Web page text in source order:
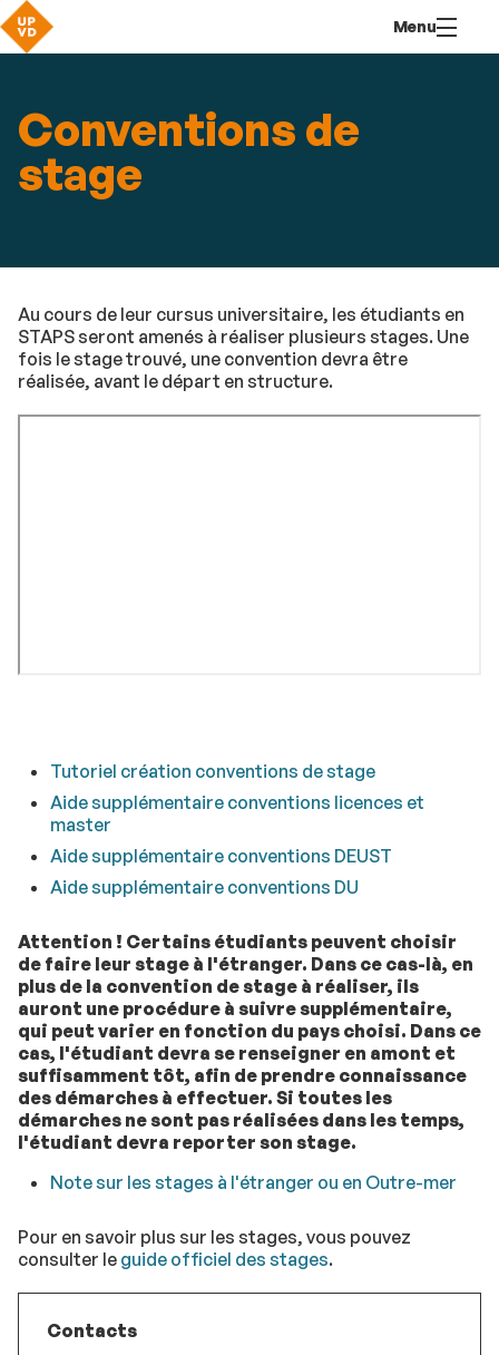
contenu
Menu
Conventions de
stage
Au cours de leur cursus universitaire, les étudiants en
STAPS seront amenés à réaliser plusieurs stages. Une
fois le stage trouvé, une convention devra être
réalisée, avant le départ en structure.
Tutoriel création conventions de stage
Aide supplémentaire conventions licences et
master
Aide supplémentaire conventions DEUST
Aide supplémentaire conventions DU
Attention ! Certains étudiants peuvent choisir
de faire leur stage à l'étranger. Dans ce cas-là, en
plus de la convention de stage à réaliser, ils
auront une procédure à suivre supplémentaire,
qui peut varier en fonction du pays choisi. Dans ce
cas, l'étudiant devra se renseigner en amont et
suffisamment tôt, afin de prendre connaissance
des démarches à effectuer. Si toutes les
démarches ne sont pas réalisées dans les temps,
l'étudiant devra reporter son stage.
Note sur les stages à l'étranger ou en Outre-mer
Pour en savoir plus sur les stages, vous pouvez
consulter le guide officiel des stages.
Contacts